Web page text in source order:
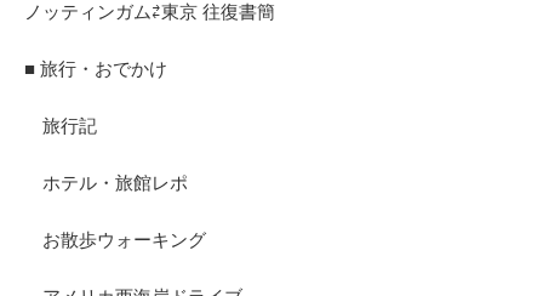
ノッティンガム⇄東京 往復書簡
■ 旅行・おでかけ
旅行記
ホテル・旅館レポ
お散歩ウォーキング